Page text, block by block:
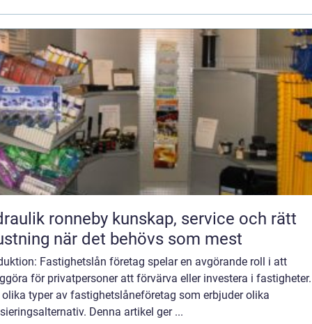
ronneby kunskap, service och rätt
när det behövs som mest
Fastighetslån företag spelar en avgörande roll i att
för privatpersoner att förvärva eller investera i
typer av fastighetslåneföretag som erbjuder olika
Denna artikel ger ...